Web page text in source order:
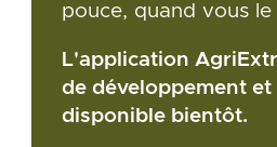
pouce, quand vous le
L'application
de développement et
disponible bientôt.